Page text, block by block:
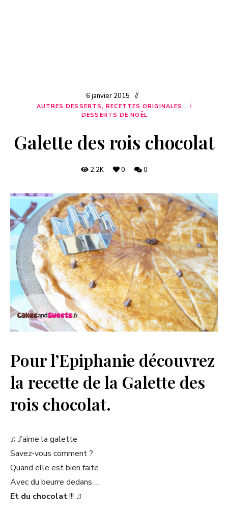
6 janvier 2015
AUTRES DESSERTS, RECETTES ORIGINALES... /
DESSERTS DE NOËL
Galette des rois chocolat
2.2K 0 0
Pour l’Epiphanie découvrez
la recette de la Galette des
rois chocolat.
♫ J’aime la galette
Savez-vous comment ?
Quand elle est bien faite
Avec du beurre dedans …
Et du chocolat!!! ♫